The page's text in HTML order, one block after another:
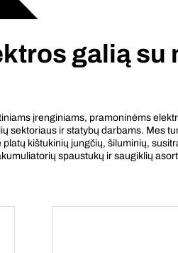
galią su
įrenginiams, pramoninėms
sektoriaus ir statybų darbams. Mes
kištukinių jungčių, šiluminių,
spaustukų ir saugiklių